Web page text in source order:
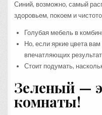
Синий, возможно, самый
здоровьем, покоем и
Голубая мебель в
Но, если яркие цвета
впечатляющих
Стоит подумать,
Зеленый —
комнаты!